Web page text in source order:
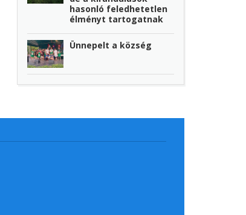
hasonló feledhetetlen
élményt tartogatnak
Ünnepelt a község